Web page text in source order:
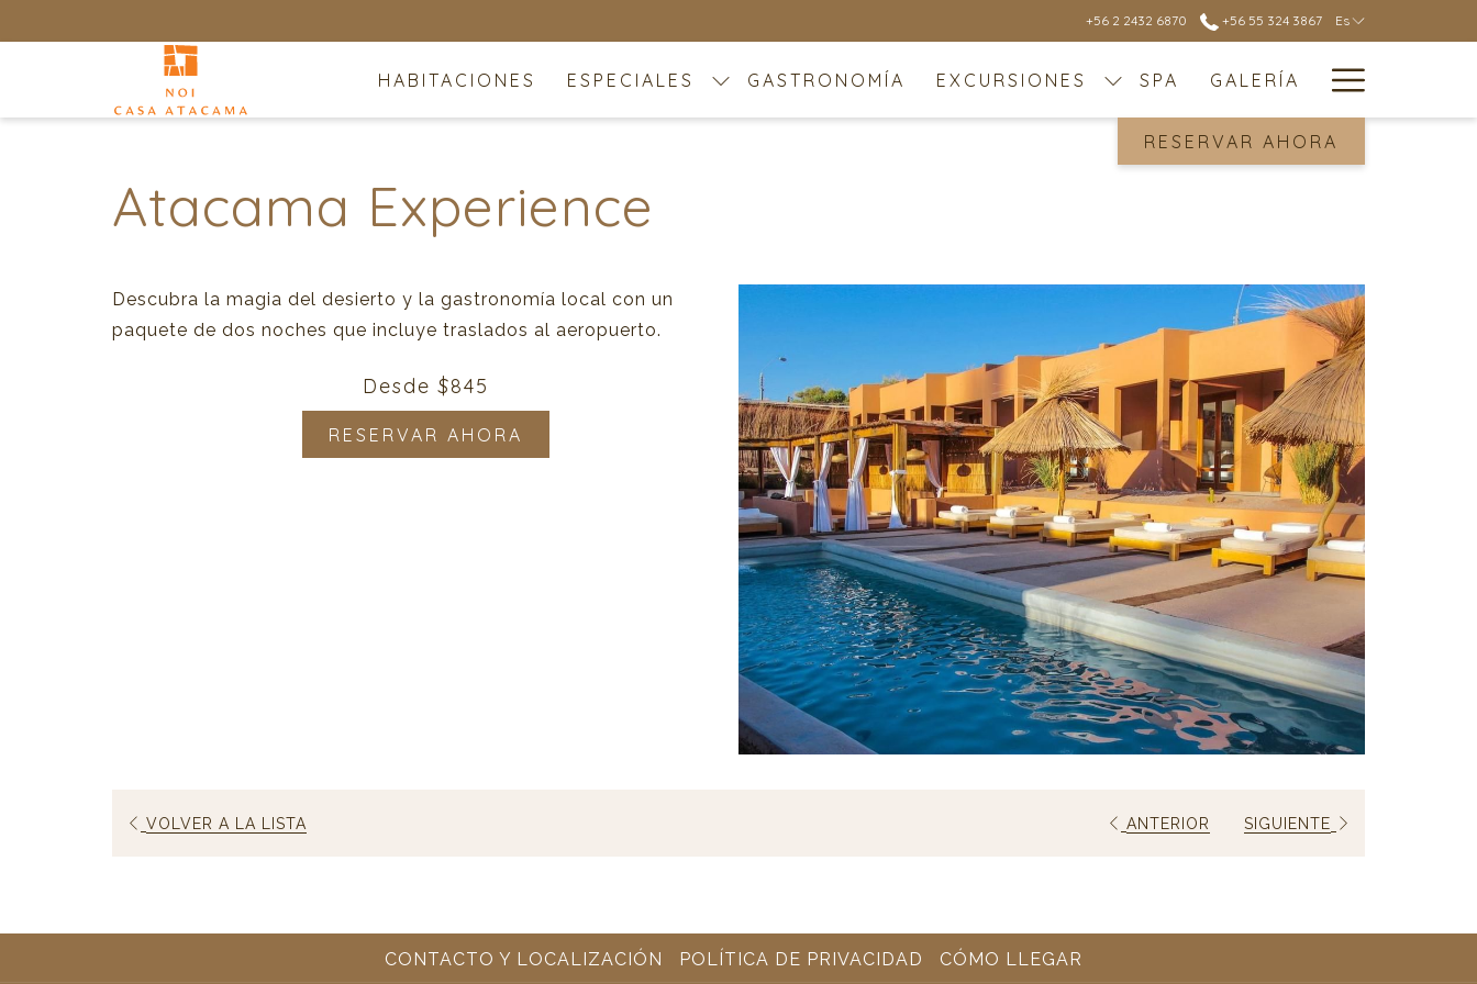
+56 2 2432 6870 +56 55 324 3867 Es
HABITACIONES ESPECIALES GASTRONOMÍA EXCURSIONES SPA GALERÍA
Menu
RESERVAR AHORA
Atacama Experience
Descubra la magia del desierto y la gastronomía local con un
paquete de dos noches que incluye traslados al aeropuerto.
Desde$845
RESERVAR AHORA
VOLVER A LA LISTA ANTERIOR SIGUIENTE
CONTACTO Y LOCALIZACIÓN POLÍTICA DE PRIVACIDAD CÓMO LLEGAR